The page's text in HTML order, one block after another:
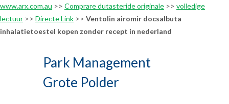
www.arx.com.au >> Comprare dutasteride originale >> volledige
lectuur >> Directe Link >> Ventolin airomir docsalbuta
inhalatietoestel kopen zonder recept in nederland
Park Management
Grote Polder